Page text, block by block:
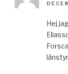
Hej